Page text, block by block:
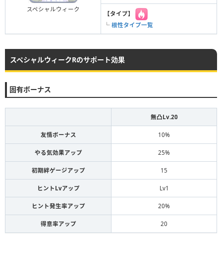
スペシャルウィーク
【タイプ】
└ 根性タイプ一覧
スペシャルウィークRのサポート効果
固有ボーナス
無凸Lv.20
友情ボーナス 10%
やる気効果アップ 25%
初期絆ゲージアップ 15
ヒントLvアップ Lv1
ヒント発生率アップ 20%
得意率アップ 20